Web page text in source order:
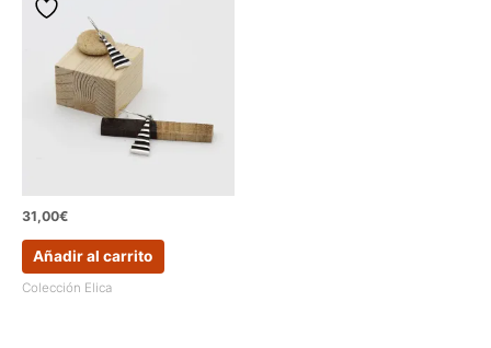
31,00€
Añadir al carrito
Colección Elica